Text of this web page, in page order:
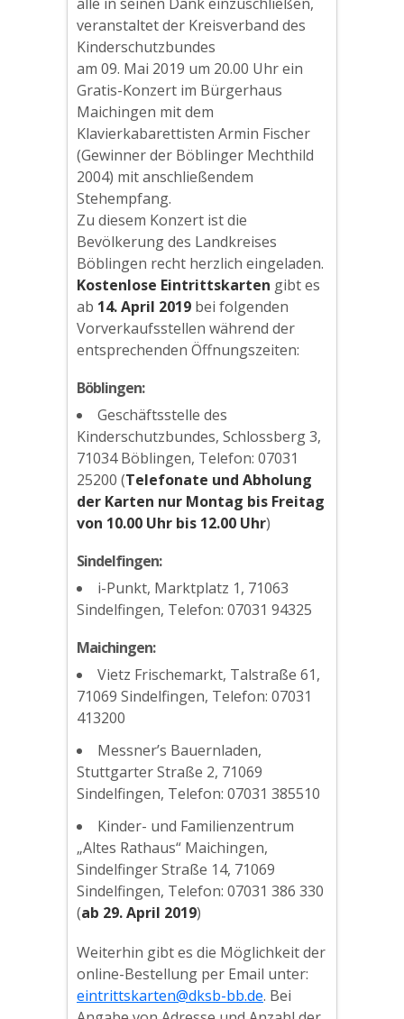
veranstaltet der Kreisverband des
Kinderschutzbundes
am 09. Mai 2019 um 20.00 Uhr ein
Gratis-Konzert im Bürgerhaus
Maichingen mit dem
Klavierkabarettisten Armin Fischer
(Gewinner der Böblinger Mechthild
2004) mit anschließendem
Stehempfang.
Zu diesem Konzert ist die
Bevölkerung des Landkreises
Böblingen recht herzlich eingeladen.
Kostenlose Eintrittskarten gibt es
ab 14. April 2019 bei folgenden
Vorverkaufsstellen während der
entsprechenden Öffnungszeiten:
Böblingen:
Geschäftsstelle des
Kinderschutzbundes, Schlossberg 3,
71034 Böblingen, Telefon: 07031
25200 (Telefonate und Abholung
der Karten nur Montag bis Freitag
von 10.00 Uhr bis 12.00 Uhr)
Sindelfingen:
i-Punkt, Marktplatz 1, 71063
Sindelfingen, Telefon: 07031 94325
Maichingen:
Vietz Frischemarkt, Talstraße 61,
71069 Sindelfingen, Telefon: 07031
413200
Messner’s Bauernladen,
Stuttgarter Straße 2, 71069
Sindelfingen, Telefon: 07031 385510
Kinder- und Familienzentrum
„Altes Rathaus“ Maichingen,
Sindelfinger Straße 14, 71069
Sindelfingen, Telefon: 07031 386 330
(ab 29. April 2019)
Weiterhin gibt es die Möglichkeit der
online-Bestellung per Email unter:
eintrittskarten@dksb-bb.de. Bei